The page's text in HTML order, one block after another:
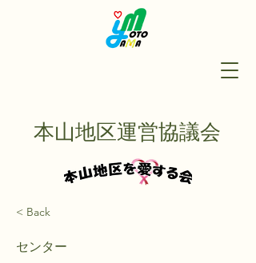
本山地区運営協議会
< Back
センター